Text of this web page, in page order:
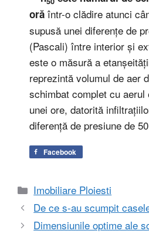
oră într-o clădire atunci
supusă unei diferențe de
(Pascali) între interior și
este o măsură a
reprezintă volumul de aer
schimbat complet cu
unei ore, datorită
diferență de presiune de
Facebook
Categorii
Imobiliare Ploiesti
De ce s-au scumpit
Dimensiunile optime ale